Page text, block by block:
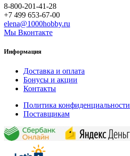
8-800-201-41-28
+7 499 653-67-00
elena@1000hobby.ru
Мы Вконтакте
Информация
Доставка и оплата
Бонусы и акции
Контакты
Политика конфиденциальности
Поставщикам